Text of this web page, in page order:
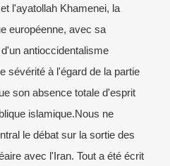
l'ayatollah Khamenei, la
européenne, avec sa
antioccidentalisme
sévérité à l'égard de la partie
son absence totale d'esprit
islamique.Nous ne
le débat sur la sortie des
avec l'Iran. Tout a été écrit